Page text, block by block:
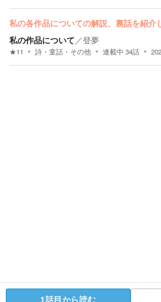
私の各作品についての解説、裏話を紹介
私の作品について ／登夢
★11 詩・童話・その他 連載中 34話
1話目から読む